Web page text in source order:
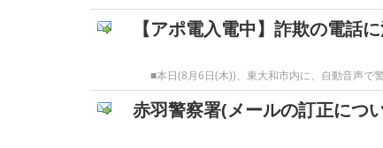
【アポ電入電中】詐欺の電話
■本日(8月6日(木))、東大和市内に、自動音声で
赤羽警察署(メールの訂正につ